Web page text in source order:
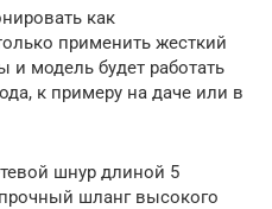
как
применить жесткий
модель будет работать
к примеру на даче или в
шнур длиной 5
шланг высокого